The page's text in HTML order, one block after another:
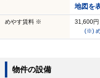
地図を
めやす賃料 ※
31,600円
(※)
物件の設備